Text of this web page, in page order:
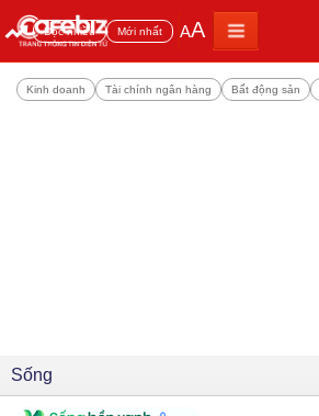
Đọc nhiều Mới nhất AA
Kinh doanh Tài chính ngân hàng Bất động sản
Sống